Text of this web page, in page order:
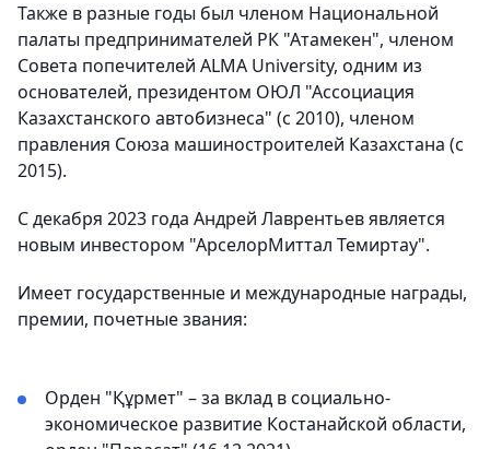
Также в разные годы был членом Национальной
палаты предпринимателей РК "Атамекен", членом
Совета попечителей ALMA University, одним из
основателей, президентом ОЮЛ "Ассоциация
Казахстанского автобизнеса" (с 2010), членом
правления Союза машиностроителей Казахстана (с
2015).
С декабря 2023 года Андрей Лаврентьев является
новым инвестором "АрселорМиттал Темиртау".
Имеет государственные и международные награды,
премии, почетные звания:
Орден "Құрмет" – за вклад в социально-
экономическое развитие Костанайской области,